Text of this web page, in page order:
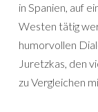
in Spanien, auf
Westen tätig
humorvollen
Juretzkas, den
zu Vergleichen